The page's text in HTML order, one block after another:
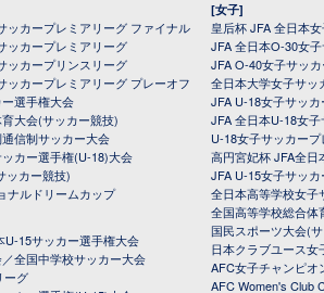
ッカープレミアリーグ ファイナル
ッカープレミアリーグ
ッカープリンスリーグ
ッカープレミアリーグ プレーオフ
選手権大会
大会(サッカー競技)
信制サッカー大会
カー選手権(U-18)大会
ッカー競技)
ナルドリームカップ
U-15サッカー選手権大会
全国中学校サッカー大会
ーグ
[女子]
皇后杯 JFA 全日本
JFA 全日本O-30女
JFA O-40女子サッ
全日本大学女子サッ
JFA U-18女子サッ
JFA 全日本U-18女
U-18女子サッカー
高円宮妃杯 JFA全
JFA U-15女子サッ
全日本高等学校女子
全国高等学校総合体
国民スポーツ大会(
日本クラブユース女
AFC女子チャンピオ
AFC Women's Club